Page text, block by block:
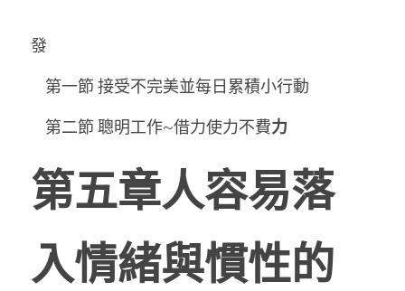
發
    第一節 接受不完美並每日累積小行動
    第二節 聰明工作~借力使力不費
力
第五章人容易落
入情緒與慣性的